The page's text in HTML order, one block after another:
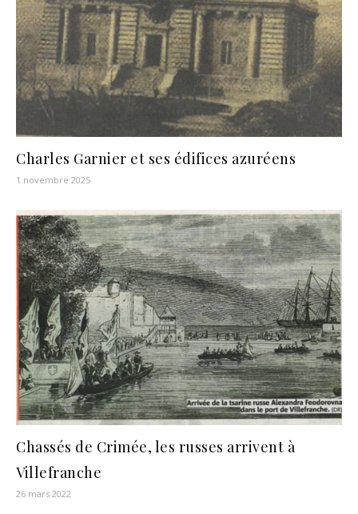
Charles Garnier et ses édifices azuréens
1 novembre 2025
Chassés de Crimée, les russes arrivent à
Villefranche
26 mars 2022